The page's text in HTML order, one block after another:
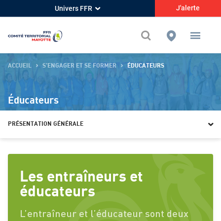
Univers FFR J'alerte
ACCUEIL S’ENGAGER ET SE FORMER ÉDUCATEURS
Éducateurs
PRÉSENTATION GÉNÉRALE
Présentation générale
Spécificités des éducateurs du comité
Les entraîneurs et
éducateurs
L’entraîneur et l’éducateur sont deux
Présentation générale - Comité de Rugby de Mayotte